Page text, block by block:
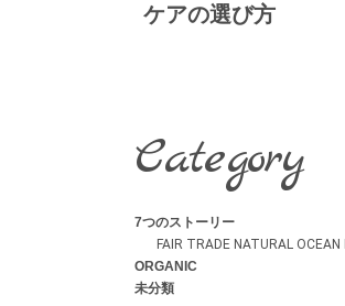
ケアの選び方
Category
7つのストーリー
FAIR TRADE NATURAL OCEAN
ORGANIC
未分類